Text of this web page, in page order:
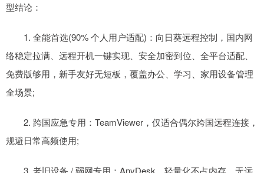
型结论：
1. 全能首选(90% 个人用户适配)：向日葵远程控制，国内网
络稳定拉满、远程开机一键实现、安全加密到位、全平台适配、
免费版够用，新手友好无短板，覆盖办公、学习、家用设备管理
全场景;
2. 跨国应急专用：TeamViewer，仅适合偶尔跨国远程连接，
规避日常高频使用;